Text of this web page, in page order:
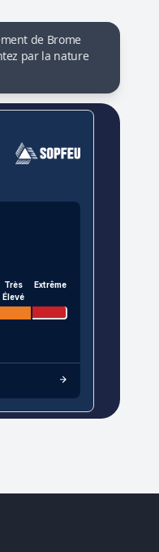
de Brome
par la nature
Très
Élevé
Extrême